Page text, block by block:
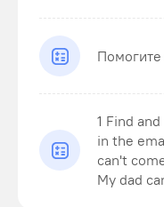
1 Find
in the
can't
My dad